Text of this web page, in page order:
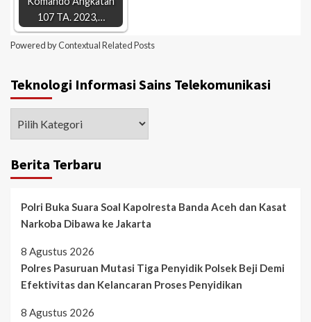
107 TA. 2023,…
Powered byContextual Related Posts
Teknologi Informasi Sains Telekomunikasi
Berita Terbaru
Polri Buka Suara Soal Kapolresta Banda Aceh dan Kasat
Narkoba Dibawa ke Jakarta
8 Agustus 2026
Polres Pasuruan Mutasi Tiga Penyidik Polsek Beji Demi
Efektivitas dan Kelancaran Proses Penyidikan
8 Agustus 2026